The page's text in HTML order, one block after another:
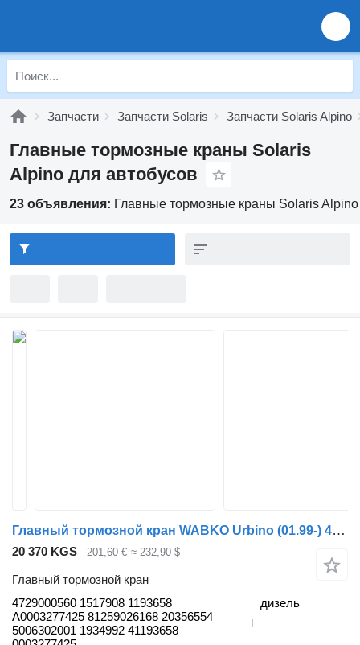
Запчасти Запчасти Solaris Запчасти Solaris Alpino
Главные тормозные краны Solaris
Alpino для автобусов
23 объявления: Главные тормозные краны Solaris Alpino
Главный тормозной кран WABKO Urbino (01.99-) 4729000560 для автобуса Solaris Urbino, Alpino, Vacanza (1999-)
20 370 KGS 201,60 € ≈ 232,90 $
Главный тормозной кран
4729000560 1517908 1193658
A0003277425 81259026168 20356554
5006302001 1934992 41193658
дизель